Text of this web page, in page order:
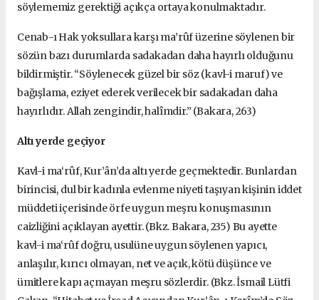
söylememiz gerektiği açıkça ortaya konulmaktadır.
Cenab-ı Hak yoksullara karşı ma’rûf üzerine söylenen bir
sözün bazı durumlarda sadakadan daha hayırlı olduğunu
bildirmiştir. “Söylenecek güzel bir söz (kavl-i maruf) ve
bağışlama, eziyet ederek verilecek bir sadakadan daha
hayırlıdır. Allah zengindir, halîmdir.” (Bakara, 263)
Altı yerde geçiyor
Kavl-i ma‘rûf, Kur’ân’da altı yerde geçmektedir. Bunlardan
birincisi, dul bir kadınla evlenme niyeti taşıyan kişinin iddet
müddeti içerisinde örfe uygun meşru konuşmasının
caizliğini açıklayan ayettir. (Bkz. Bakara, 235) Bu ayette
kavl-i ma‘rûf doğru, usulüne uygun söylenen yapıcı,
anlaşılır, kırıcı olmayan, net ve açık, kötü düşünce ve
ümitlere kapı açmayan meşru sözlerdir. (Bkz. İsmail Lütfi